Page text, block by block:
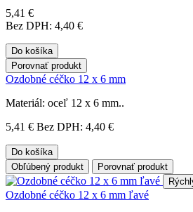
5,41 €
Bez DPH: 4,40 €
Do košíka
Porovnať produkt
Ozdobné céčko 12 x 6 mm
Materiál: oceľ 12 x 6 mm..
5,41 € Bez DPH: 4,40 €
Do košíka
Obľúbený produkt
Porovnať produkt
Ozdobné céčko 12 x 6 mm ľavé